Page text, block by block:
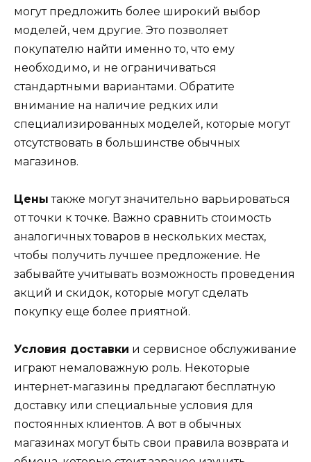
могут предложить более широкий выбор
моделей, чем другие. Это позволяет
покупателю найти именно то, что ему
необходимо, и не ограничиваться
стандартными вариантами. Обратите
внимание на наличие редких или
специализированных моделей, которые могут
отсутствовать в большинстве обычных
магазинов.
Цены также могут значительно варьироваться
от точки к точке. Важно сравнить стоимость
аналогичных товаров в нескольких местах,
чтобы получить лучшее предложение. Не
забывайте учитывать возможность проведения
акций и скидок, которые могут сделать
покупку еще более приятной.
Условия доставки и сервисное обслуживание
играют немаловажную роль. Некоторые
интернет-магазины предлагают бесплатную
доставку или специальные условия для
постоянных клиентов. А вот в обычных
магазинах могут быть свои правила возврата и